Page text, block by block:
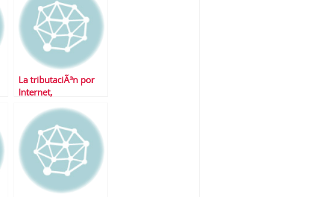
La tributaciÃ³n por
Internet,
beneficio?